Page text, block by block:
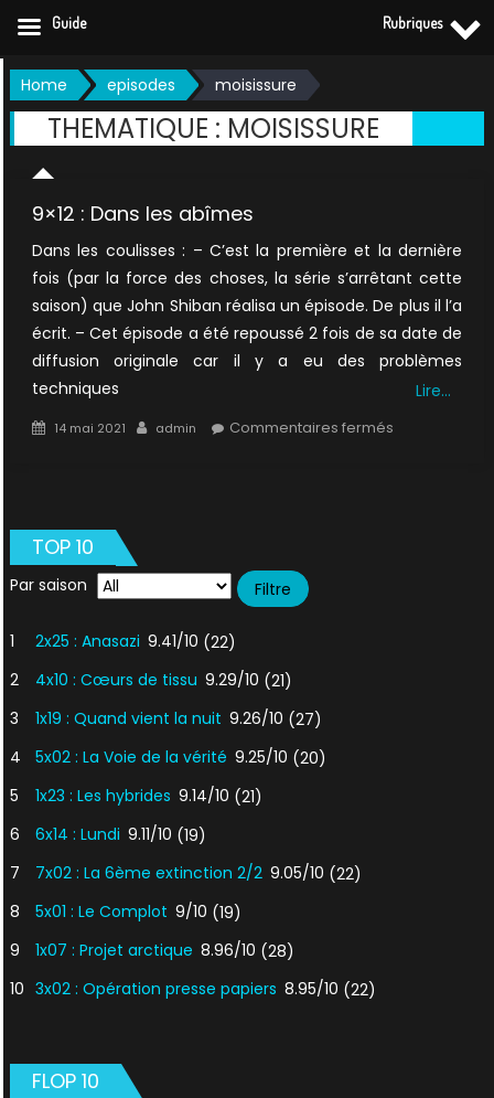
Skip
to
content
Home episodes moisissure
THEMATIQUE : MOISISSURE
9×12 : Dans les abîmes
Dans les coulisses : – C’est la première et la dernière
fois (par la force des choses, la série s’arrêtant cette
saison) que John Shiban réalisa un épisode. De plus il l’a
écrit. – Cet épisode a été repoussé 2 fois de sa date de
diffusion originale car il y a eu des problèmes
techniques
Lire…
Posted
14 mai 2021 Author
admin Commentaires ferméssur
TOP 10
Par saison
1 2x25 : Anasazi 9.41/10 (22)
2
4x10 : Cœurs de tissu 9.29/10 (21)
3
1x19 : Quand vient la nuit 9.26/10 (27)
4
5x02 : La Voie de la vérité 9.25/10 (20)
5
1x23 : Les hybrides 9.14/10 (21)
6
6x14 : Lundi 9.11/10 (19)
7
7x02 : La 6ème extinction 2/2 9.05/10 (22)
8
5x01 : Le Complot 9/10 (19)
9
1x07 : Projet arctique 8.96/10 (28)
10 3x02 : Opération presse papiers 8.95/10 (22)
FLOP 10
Guide Rubriques